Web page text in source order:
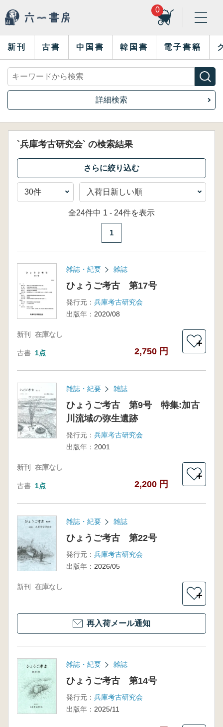
0
新刊 古書 中国書 韓国書 電子書籍
詳細検索
`兵庫考古研究会` の検索結果
全24件中 1 - 24件を表示
1
雑誌・紀要 雑誌
ひょうご考古 第17号
発行元： 兵庫考古研究会
出版年： 2020/08
新刊 在庫なし
古書 1点 2,750 円
＋
雑誌・紀要 雑誌
ひょうご考古 第9号 特集:加古
川流域の弥生遺跡
発行元： 兵庫考古研究会
出版年： 2001
新刊 在庫なし
古書 1点 2,200 円
＋
雑誌・紀要 雑誌
ひょうご考古 第22号
発行元： 兵庫考古研究会
出版年： 2026/05
新刊 在庫なし
＋
再入荷メール通知
雑誌・紀要 雑誌
ひょうご考古 第14号
発行元： 兵庫考古研究会
出版年： 2025/11